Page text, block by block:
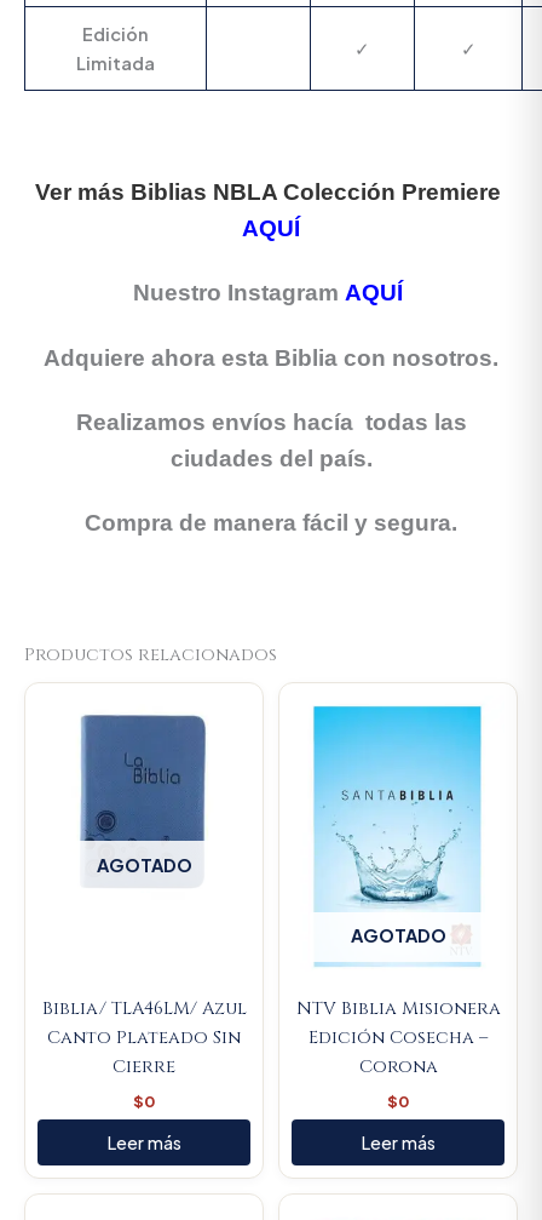
Edición
Limitada
✓ ✓
Ver más Biblias NBLA Colección Premiere
AQUÍ
Nuestro Instagram AQUÍ
Adquiere ahora esta Biblia con nosotros.
Realizamos envíos hacía todas las
ciudades del país.
Compra de manera fácil y segura.
Productos relacionados
AGOTADO
Biblia/ TLA46LM/ Azul
Canto Plateado Sin
Cierre
$0
Leer más
AGOTADO
NTV Biblia Misionera
Edición Cosecha –
Corona
$0
Leer más
Current